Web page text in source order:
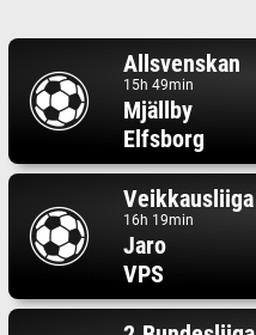
Allsvenskan
15h 49min
Mjällby
Elfsborg
Veikkausliiga
16h 19min
Jaro
VPS